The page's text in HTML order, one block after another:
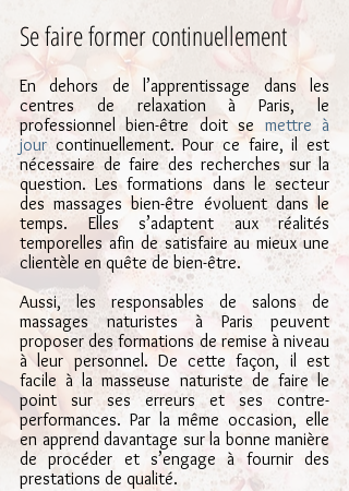
Se faire former continuellement
En dehors de l’apprentissage dans les
centres de relaxation à Paris, le
professionnel bien-être doit se mettre à
jour continuellement. Pour ce faire, il est
nécessaire de faire des recherches sur la
question. Les formations dans le secteur
des massages bien-être évoluent dans le
temps. Elles s’adaptent aux réalités
temporelles afin de satisfaire au mieux une
clientèle en quête de bien-être.
Aussi, les responsables de salons de
massages naturistes à Paris peuvent
proposer des formations de remise à niveau
à leur personnel. De cette façon, il est
facile à la masseuse naturiste de faire le
point sur ses erreurs et ses contre-
performances. Par la même occasion, elle
en apprend davantage sur la bonne manière
de procéder et s’engage à fournir des
prestations de qualité.